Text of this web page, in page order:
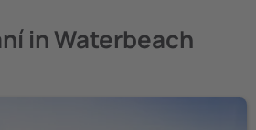
in Waterbeach